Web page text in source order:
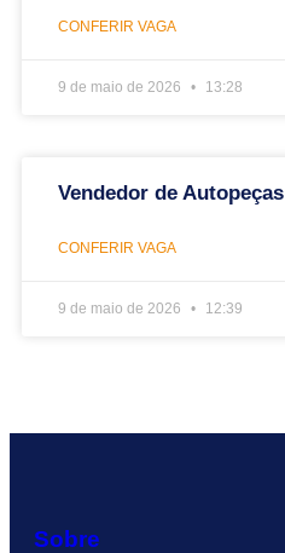
CONFERIR VAGA
9 de maio de 2026 13:28
Vendedor de Autopeças
CONFERIR VAGA
9 de maio de 2026 12:39
Sobre